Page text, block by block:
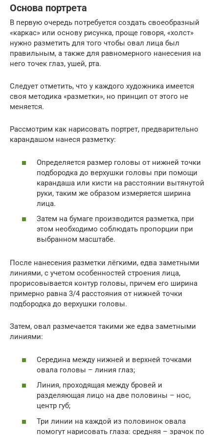
Основа портрета
В первую очередь потребуется создать своеобразный
«каркас» или основу рисунка, проще говоря, «холст»
нужно разметить для того чтобы овал лица был
правильным, а также для равномерного нанесения на
него точек глаз, ушей, рта.
Следует отметить, что у каждого художника имеется
своя методика «разметки», но принцип от этого не
меняется.
Рассмотрим как нарисовать портрет, предварительно
карандашом нанеся разметку:
Определяется размер головы от нижней точки
подбородка до верхушки головы при помощи
карандаша или кисти на расстоянии вытянутой
руки, таким же образом измеряется ширина
лица.
Затем на бумаге производится разметка, при
этом необходимо соблюдать пропорции при
выбранном масштабе.
После нанесения разметки лёгкими, едва заметными
линиями, с учетом особенностей строения лица,
прорисовывается контур головы, причем его ширина
примерно равна 3/4 расстояния от нижней точки
подбородка до верхушки головы.
Затем, овал размечается такими же едва заметными
линиями:
Середина между нижней и верхней точками
овала головы – линия глаз;
Линия, проходящая между бровей и
разделяющая лицо на две половины – нос,
центр губ;
Три линии на каждой из половинок овала
помогут нарисовать глаза: средняя – зрачок по